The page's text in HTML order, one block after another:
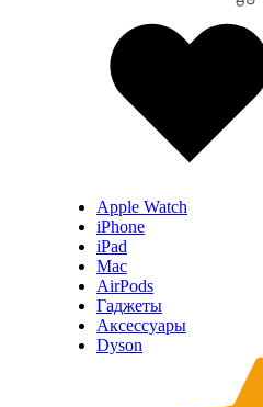
Apple Watch
iPhone
iPad
Mac
AirPods
Гаджеты
Аксессуары
Dyson